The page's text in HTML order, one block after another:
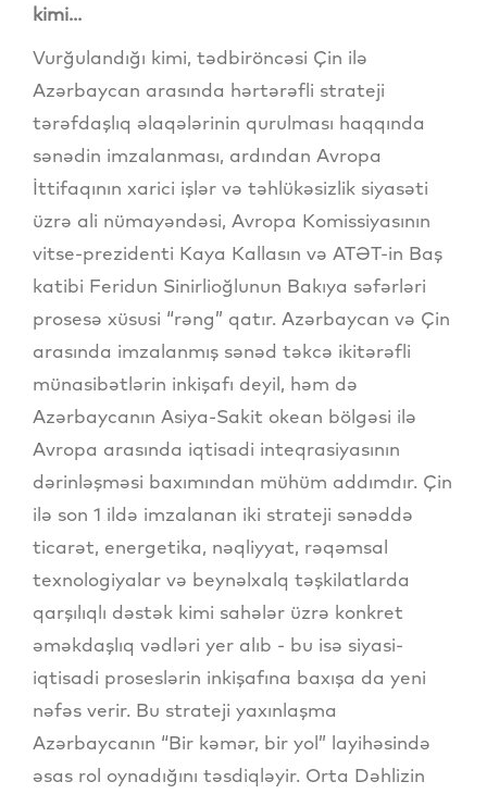
kimi...
Vurğulandığı kimi, tədbiröncəsi Çin ilə
Azərbaycan arasında hərtərəfli strateji
tərəfdaşlıq əlaqələrinin qurulması haqqında
sənədin imzalanması, ardından Avropa
İttifaqının xarici işlər və təhlükəsizlik siyasəti
üzrə ali nümayəndəsi, Avropa Komissiyasının
vitse-prezidenti Kaya Kallasın və ATƏT-in Baş
katibi Feridun Sinirlioğlunun Bakıya səfərləri
prosesə xüsusi “rəng” qatır. Azərbaycan və Çin
arasında imzalanmış sənəd təkcə ikitərəfli
münasibətlərin inkişafı deyil, həm də
Azərbaycanın Asiya-Sakit okean bölgəsi ilə
Avropa arasında iqtisadi inteqrasiyasının
dərinləşməsi baxımından mühüm addımdır. Çin
ilə son 1 ildə imzalanan iki strateji sənəddə
ticarət, energetika, nəqliyyat, rəqəmsal
texnologiyalar və beynəlxalq təşkilatlarda
qarşılıqlı dəstək kimi sahələr üzrə konkret
əməkdaşlıq vədləri yer alıb - bu isə siyasi-
iqtisadi proseslərin inkişafına baxışa da yeni
nəfəs verir. Bu strateji yaxınlaşma
Azərbaycanın “Bir kəmər, bir yol” layihəsində
əsas rol oynadığını təsdiqləyir. Orta Dəhlizin